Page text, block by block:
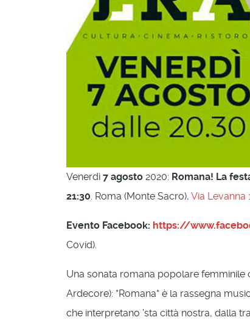
Venerdì 7 agosto 2020: Romana! La
21:30. Roma (Monte Sacro), Via Levanna
Evento Facebook: https://
Covid).
Una sonata romana popolare femminile
Ardecore): *Romana* è la rassegna
che interpretano 'sta città nostra, dalla